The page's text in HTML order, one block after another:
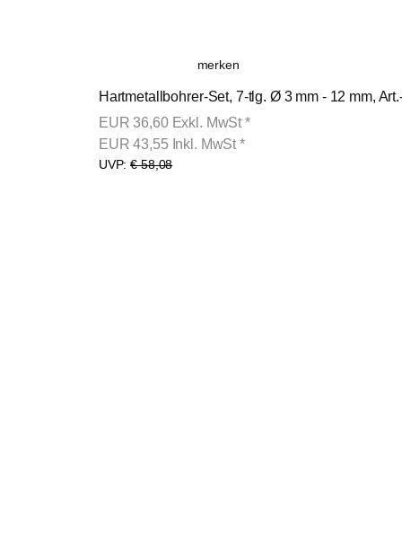
merken
Hartmetallbohrer-Set, 7-tlg. Ø 3 mm - 12 mm,
EUR36,60 Exkl. MwSt *
EUR43,55 Inkl. MwSt *
UVP:€ 58,08